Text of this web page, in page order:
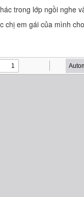
trong lớp ngồi nghe
chị em gái của mình